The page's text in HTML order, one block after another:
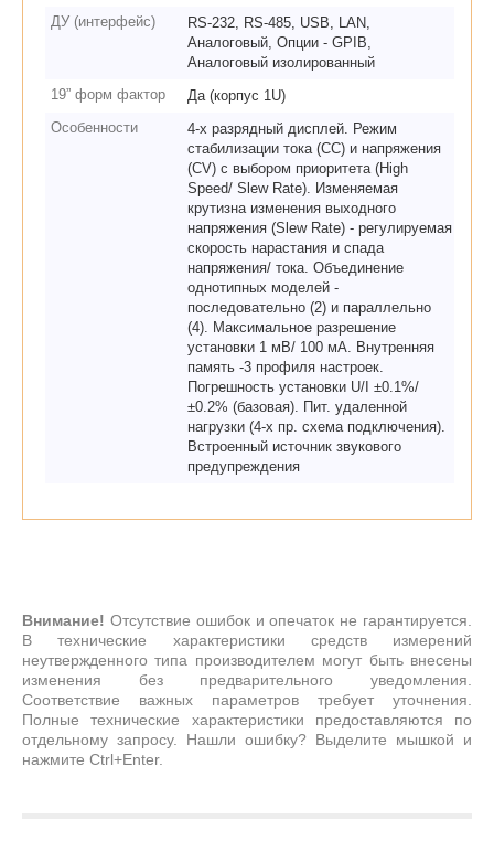
ДУ (интерфейс)
RS-232, RS-485, USB, LAN,
Аналоговый, Опции - GPIB,
Аналоговый изолированный
19” форм фактор
Да (корпус 1U)
Особенности
4-х разрядный дисплей. Режим
стабилизации тока (СС) и напряжения
(CV) c выбором приоритета (High
Speed/ Slew Rate). Изменяемая
крутизна изменения выходного
напряжения (Slew Rate) - регулируемая
скорость нарастания и спада
напряжения/ тока. Объединение
однотипных моделей -
последовательно (2) и параллельно
(4). Максимальное разрешение
установки 1 мВ/ 100 мА. Внутренняя
память -3 профиля настроек.
Погрешность установки U/I ±0.1%/
±0.2% (базовая). Пит. удаленной
нагрузки (4-х пр. схема подключения).
Встроенный источник звукового
предупреждения
Внимание! Отсутствие ошибок и опечаток не гарантируется.
В технические характеристики средств измерений
неутвержденного типа производителем могут быть внесены
изменения без предварительного уведомления.
Соответствие важных параметров требует уточнения.
Полные технические характеристики предоставляются по
отдельному запросу. Нашли ошибку? Выделите мышкой и
нажмите Ctrl+Enter.